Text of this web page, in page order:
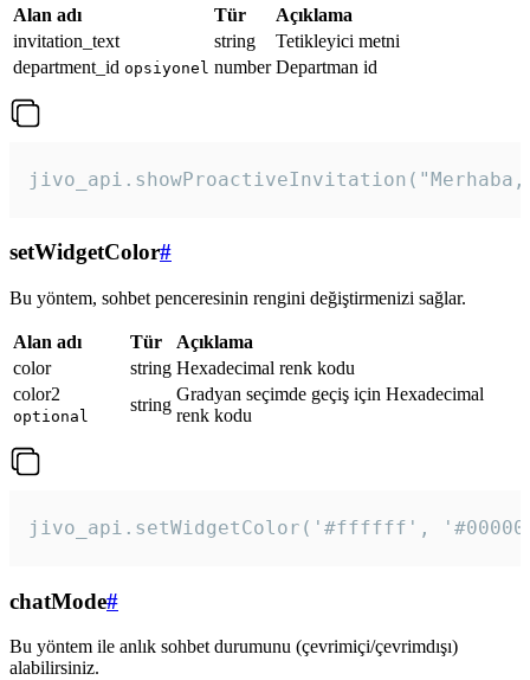
Alan adı Tür
Açıklama
invitation_text
string
Tetikleyici metni
department_id opsiyonel number Departman id
setWidgetColor#
Bu yöntem, sohbet penceresinin rengini değiştirmenizi sağlar.
Alan adı Tür
Açıklama
color
string Hexadecimal renk kodu
color2
optional
string
Gradyan seçimde geçiş için Hexadecimal
renk kodu
jivo_api.setWidgetColor('#ffffff',
chatMode#
Bu yöntem ile anlık sohbet durumunu (çevrimiçi/çevrimdışı)
alabilirsiniz.